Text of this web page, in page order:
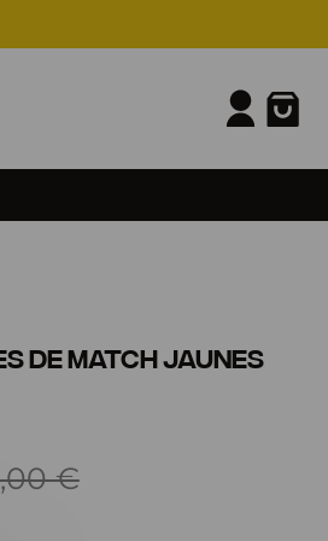
de match jaunes
€